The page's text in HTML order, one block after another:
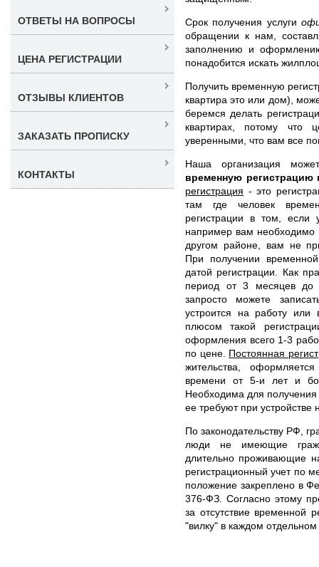
Срок получения услуги
обращении к нам,
заполнению и
понадобится искать
Получить временную
квартира это или дом),
беремся делать
квартирах, потому что
уверенными, что вам все
Наша организация
временную регистрацию
регистрация - это
там где человек
регистрации в том,
например вам необходимо
другом районе, вам не
При получении
датой регистрации. Как
период от 3 месяцев до
запросто можете
устроится на работу или
плюсом такой
оформления всего 1-3
по цене. Постоянная
жительства,
времени от 5-и лет и
Необходима для получения
ее требуют при устройстве
По законодательству РФ,
люди не имеющие
длительно проживающие
регистрационный учет по
положение закреплено в
376-ФЗ. Согласно этому
за отсутствие временной
"вилку" в каждом отдельном
ОТВЕТЫ НА ВОПРОСЫ
ЦЕНА РЕГИСТРАЦИИ
ОТЗЫВЫ КЛИЕНТОВ
ЗАКАЗАТЬ ПРОПИСКУ
КОНТАКТЫ